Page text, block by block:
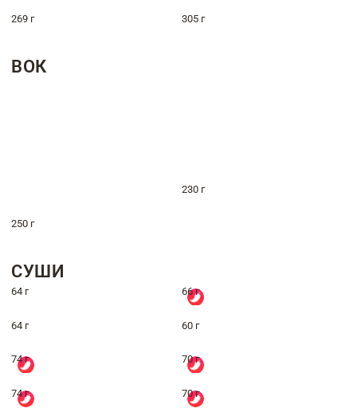
269 г 305 г
ВОК
230 г
250 г
СУШИ
64 г 66 г
64 г 60 г
74 г 70 г
74 г 70 г